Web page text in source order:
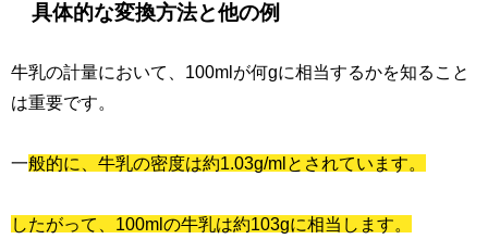
具体的な変換方法と他の例
牛乳の計量において、100mlが何gに相当するかを知ること
は重要です。
一般的に、牛乳の密度は約1.03g/mlとされています。
したがって、100mlの牛乳は約103gに相当します。